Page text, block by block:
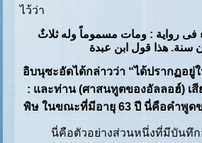
ไว้ว่า
فی روایة : ومات مسموماً وله ثلاثٌ
سنة. هذا قول ابن عبدة
อิบนุซะอัดได้กล่าวว่า “ได้ปรากฏอยู่
: และท่าน (ศาสนทูตของอัลลอฮ์) เสี
พิษ ในขณะที่มีอายุ 63 ปี นี่คือคำพูด
นี่คือตัวอย่างส่วนหนึ่งที่มีบันทึกอ